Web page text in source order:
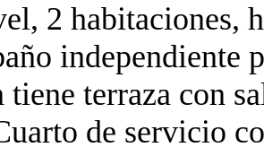
2 habitaciones,
independiente
terraza con
de servicio